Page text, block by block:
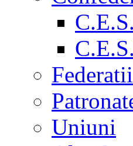
C.E.S.
Federatii
Uniuni